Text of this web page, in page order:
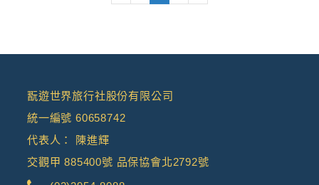
翫遊世界旅行社股份有限公司
統一編號 60658742
代表人： 陳進輝
交觀甲 885400號 品保協會北2792號